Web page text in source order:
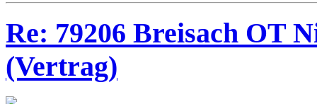
Re: 79206 Breisach OT
(Vertrag)